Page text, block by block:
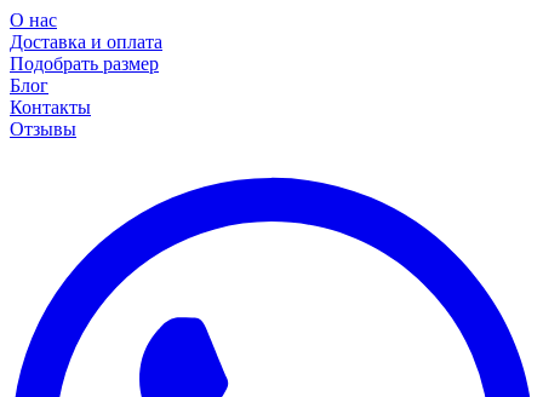
О нас
Доставка и оплата
Подобрать размер
Блог
Контакты
Отзывы